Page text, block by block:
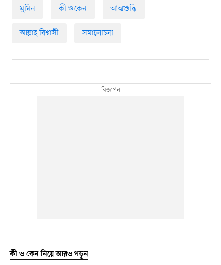
মুমিন কী ও কেন আত্মশুদ্ধি
আল্লাহ বিশ্বাসী সমালোচনা
কী ও কেন নিয়ে আরও পড়ুন